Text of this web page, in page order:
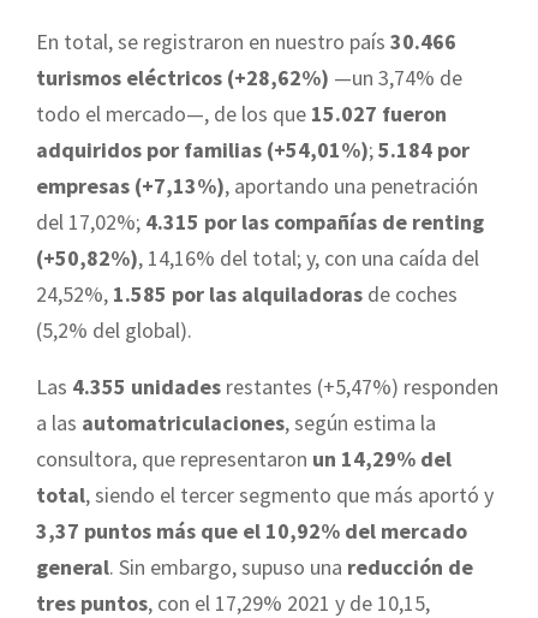
En total, se registraron en nuestro país 30.466
turismos eléctricos (+28,62%) —un 3,74% de
todo el mercado—, de los que 15.027 fueron
adquiridos por familias (+54,01%);5.184 por
empresas (+7,13%), aportando una penetración
del 17,02%; 4.315 por las compañías de renting
(+50,82%), 14,16% del total; y, con una caída del
24,52%, 1.585 por las alquiladoras de coches
(5,2% del global).
Las 4.355 unidades restantes (+5,47%) responden
a las automatriculaciones, según estima la
consultora, que representaron un 14,29% del
total, siendo el tercer segmento que más aportó y
3,37 puntos más que el 10,92% del mercado
general. Sin embargo, supuso una reducción de
tres puntos, con el 17,29% 2021 y de 10,15,